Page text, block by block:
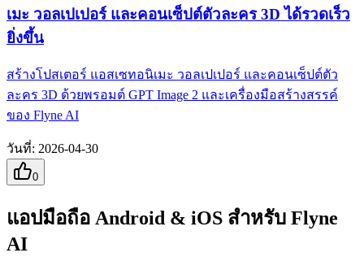
เมะ วอลเปเปอร์ และคอนเซ็ปต์ตัวละคร 3D ได้รวดเร็ว
ยิ่งขึ้น
สร้างโปสเตอร์ แอสเซทอนิเมะ วอลเปเปอร์ และคอนเซ็ปต์ตัว
ละคร 3D ด้วยพรอมต์ GPT Image 2 และเครื่องมือสร้างสรรค์
ของ Flyne AI
วันที่: 2026-04-30
0
แอปมือถือ Android & iOS สำหรับ Flyne
AI